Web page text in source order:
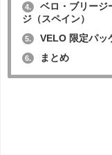
4.
ベロ・ブリージ
ジ（スペイン）
5. VELO 限定パッ
6. まとめ